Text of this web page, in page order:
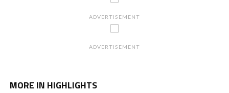
ADVERTISEMENT
ADVERTISEMENT
MORE IN HIGHLIGHTS